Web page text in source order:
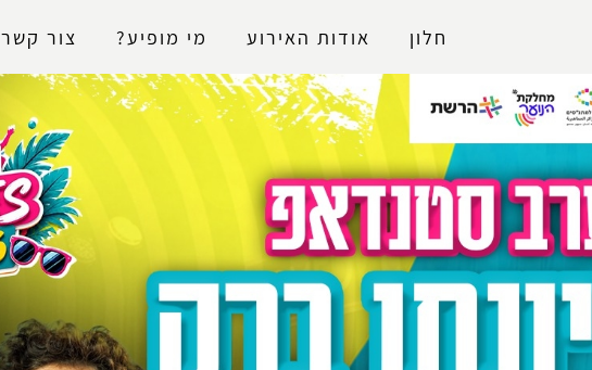
חלון אודות האירוע מי מופיע? צור קשר